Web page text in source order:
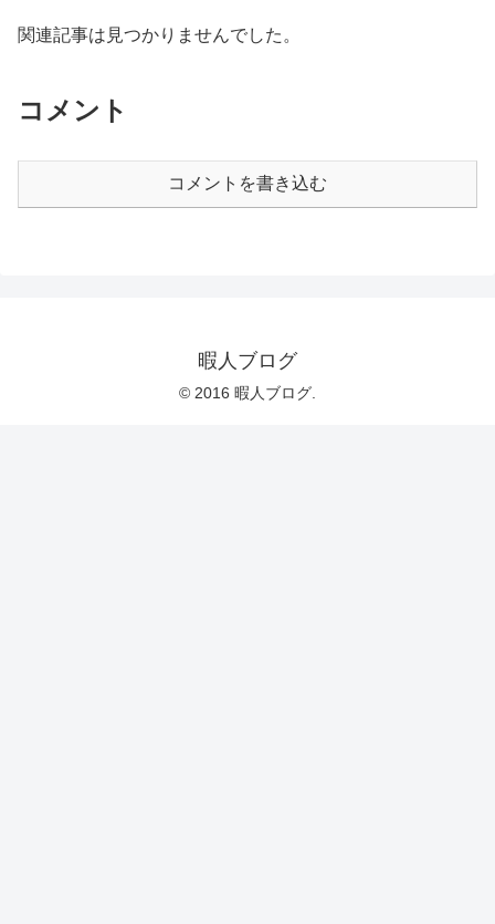
関連記事は見つかりませんでした。
コメント
コメントを書き込む
暇人ブログ
© 2016 暇人ブログ.